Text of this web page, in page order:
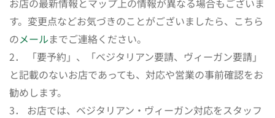
お店の最新情報とマップ上の情報が異なる場合もございま
す。変更点などお気づきのことがございましたら、こちら
のメールまでご連絡ください。
2． 「要予約」、「ベジタリアン要請、ヴィーガン要請」
と記載のないお店であっても、対応や営業の事前確認をお
勧めします。
3． お店では、ベジタリアン・ヴィーガン対応をスタッフ